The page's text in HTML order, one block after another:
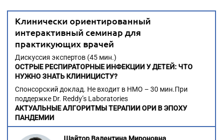
Клинически ориентированный
интерактивный семинар для
практикующих врачей
Дискуссия экспертов (45 мин.)
ОСТРЫЕ РЕСПИРАТОРНЫЕ ИНФЕКЦИИ У ДЕТЕЙ: ЧТО
НУЖНО ЗНАТЬ КЛИНИЦИСТУ?
Спонсорский доклад. Не входит в НМО – 30 мин.При
поддержке Dr. Reddy’s Laboratories
АКТУАЛЬНЫЕ АЛГОРИТМЫ ТЕРАПИИ ОРИ В ЭПОХУ
ПАНДЕМИИ
Шайтор Валентина Мироновна